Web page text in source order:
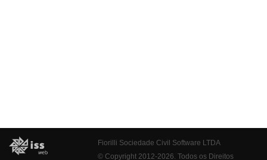
Fiorilli Sociedade Civil Software LTDA
© Copyright 2012-2026. Todos os Direitos